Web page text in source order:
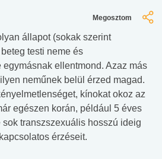
Megosztom
állapot (sokak szerint
testi neme és
ellentmond. Azaz más
neműnek belül érzed magad.
kínokat okoz az
egészen korán, például 5 éves
sok transzszexuális hosszú ideig
érzéseit.